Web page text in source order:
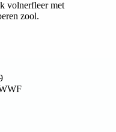
volnerfleer met
zool.